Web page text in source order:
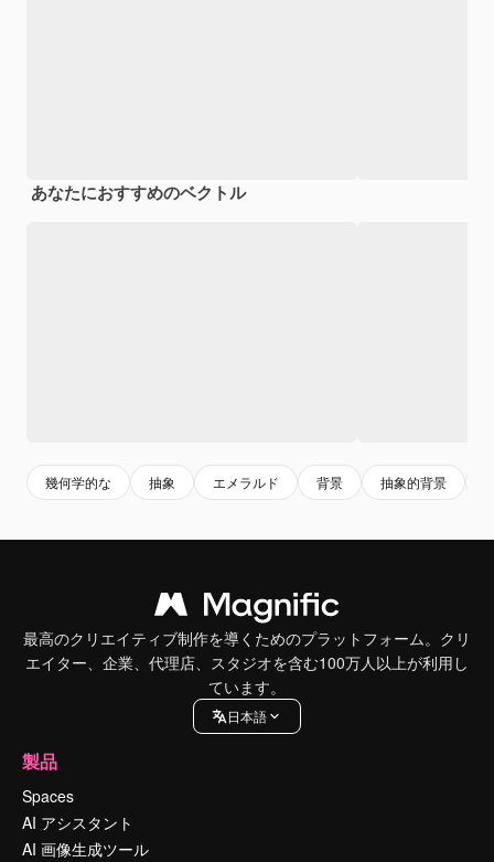
あなたにおすすめのベクトル
幾何学的な 抽象 エメラルド 背景 抽象的背景
最高のクリエイティブ制作を導くためのプラットフォーム。クリ
エイター、企業、代理店、スタジオを含む100万人以上が利用し
ています。
日本語
製品
Spaces
AI アシスタント
AI 画像生成ツール